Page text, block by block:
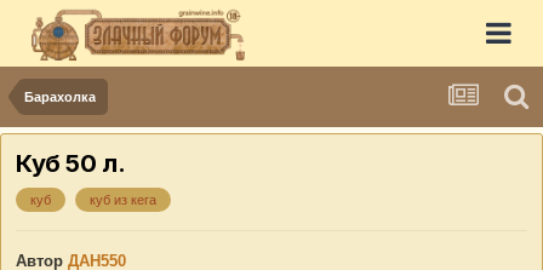
Барахолка
Куб 50 л.
куб куб из кега
Автор ДАН550